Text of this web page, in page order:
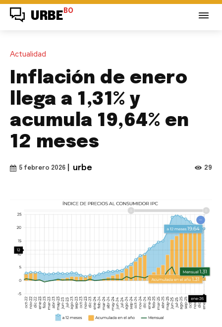
URBE BO
Actualidad
Inflación de enero
llega a 1,31% y
acumula 19,64% en
12 meses
5 febrero 2026 urbe 29